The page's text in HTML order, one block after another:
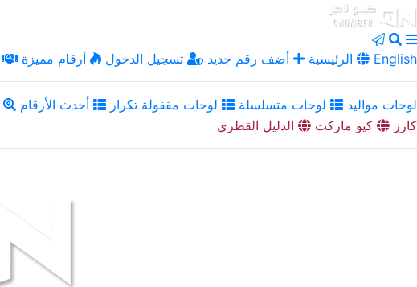
الرئيسية أضف رقم جديد تسجيل الدخول أرقام مميزة English
لوحات مواليد لوحات متسلسلة لوحات مقفولة تكرار أحدث الأرقام
كارز
كيو ماركت الدليل القطري